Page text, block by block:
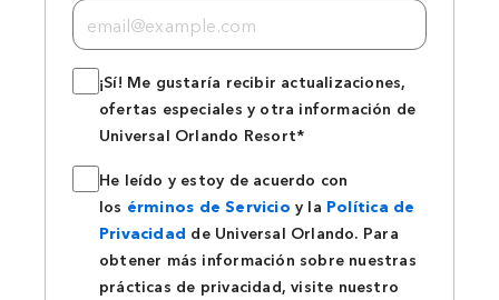
¡Sí! Me gustaría recibir actualizaciones,
ofertas especiales y otra información de
Universal Orlando Resort*
He leído y estoy de acuerdo con
los érminos de Servicio y la Política de
Privacidad de Universal Orlando. Para
obtener más información sobre nuestras
prácticas de privacidad, visite nuestro